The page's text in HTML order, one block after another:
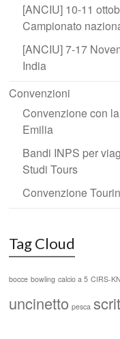
[ANCIU] 10-11
Campionato
[ANCIU] 7-17
India
Convenzioni
Convenzione con
Emilia
Bandi INPS per
Studi Tours
Convenzione
Tag Cloud
bocce bowling calcio a 5 CIRS-
uncinetto pesca